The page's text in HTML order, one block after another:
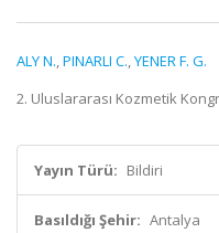
ALY N.,PINARLI C.,YENER F. G.
2. Uluslararası Kozmetik
Yayın Türü: Bildiri
Basıldığı Şehir: Antalya